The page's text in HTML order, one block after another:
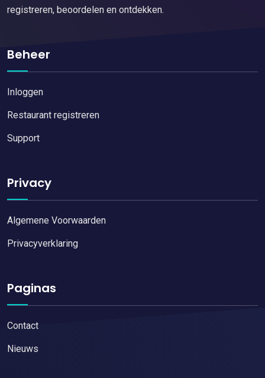
registreren, beoordelen en ontdekken.
Beheer
Inloggen
Restaurant registreren
Support
Privacy
Algemene Voorwaarden
Privacyverklaring
Paginas
Contact
Nieuws